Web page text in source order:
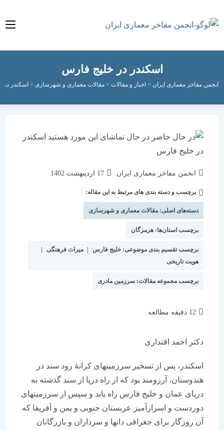
اسکندر در خلیج فارس
مفاخر معماری ایران > اخبار و مقالات>مقالات معماری و شهرسازی>اسکندر در خلیج
انجمن مفاخر معماری ایران
نوشته
شده
است:
17 اردیبهشت 1402
برچسب و دسته بندی های مرتبط به این مقاله:
دسته‌های اصلی:مقالات معماری و شهرسازی
برچسب استان‌ها:هرمزگان
برچسب تقسیم بندی موضوعی:خلیج فارس | میراث فرهنگی |
هویت تاریخی
برچسب مجموعه مقالات:سرزمین مادری
دکتر احمد اقتداری
اسکندر، پس از تسخیر سرزمینهای کرانۀ رود سند در
هندوستان، آرزومند بود که از راه دریا از سند گذشته به
دریای عمان و خلیج فارس راه یابد و سپس از سرزمینهای
دوردست و اسرارآمیز عربستان جنوبی و یمن و آفریقا که
آن روزگار برای جغرافی دانها و سرداران و بازرگانان